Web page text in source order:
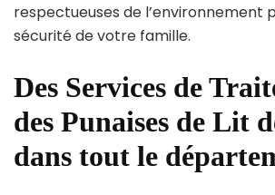
respectueuses de l’environnement
sécurité de votre famille.
Des Services de
des Punaises de Lit
dans tout le